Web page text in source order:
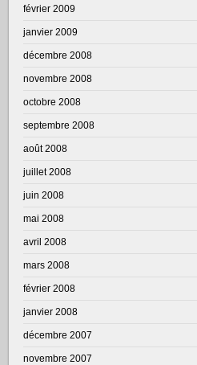
février 2009
janvier 2009
décembre 2008
novembre 2008
octobre 2008
septembre 2008
août 2008
juillet 2008
juin 2008
mai 2008
avril 2008
mars 2008
février 2008
janvier 2008
décembre 2007
novembre 2007